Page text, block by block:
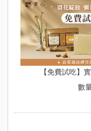
【免費試吃】
數